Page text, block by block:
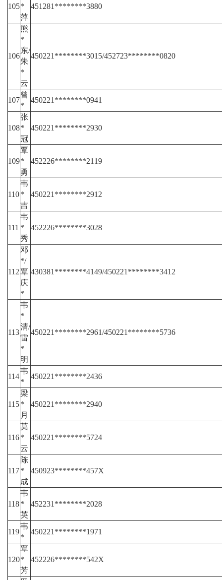
105*
萍
451281********3880
106
熊
*
东/
朱
*
云
450221********3015/452723********0820
107
曾
*
450221********0941
108
张
*
冠
450221********2930
109
覃
*
勇
452226********2119
110
韦
*
吉
450221********2912
111
韦
*
秀
452226********3028
112
邓
*/
覃
庆
*
430381********4149/450221********3412
113
韦
*
清/
雷
*
明
450221********2961/450221********5736
114
韦
*
450221********2436
115
梁
*
月
450221********2940
116
莫
*
云
450221********5724
117
陈
*
成
450923********457X
118
韦
*
英
452231********2028
119
韦
*
450221********1971
120
覃
*
芳
452226********542X